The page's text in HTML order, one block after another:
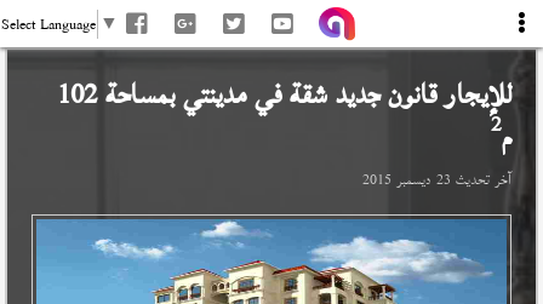
Select Language ▼
للإيجار قانون جديد شقة فيمدينتي بمساحة 102
م2
آخر تحديث 23 ديسمبر 2015